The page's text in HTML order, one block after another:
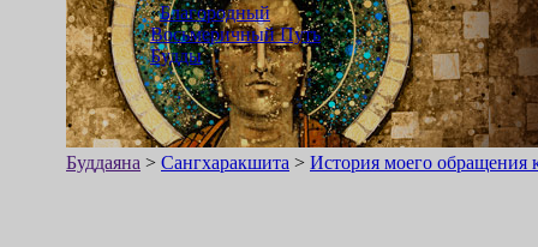
Буддаяна > Сангхаракшита > История моего
«Благородный
Восьмеричный Путь
Будды»